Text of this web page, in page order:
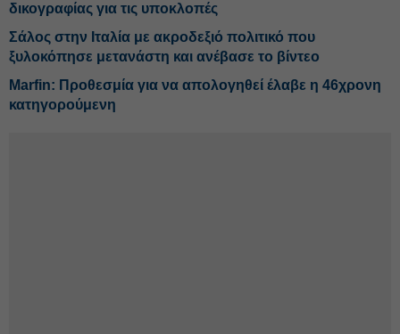
δικογραφίας για τις υποκλοπές
Σάλος στην Ιταλία με ακροδεξιό πολιτικό που
ξυλοκόπησε μετανάστη και ανέβασε το βίντεο
Marfin: Προθεσμία για να απολογηθεί έλαβε η 46χρονη
κατηγορούμενη